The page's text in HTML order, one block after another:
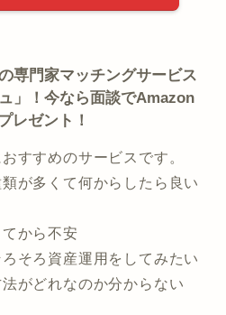
券公式ページ
専門家マッチングサービス
」！今なら面談でAmazon
レゼント！
すすめのサービスです。
が多くて何からしたら良い